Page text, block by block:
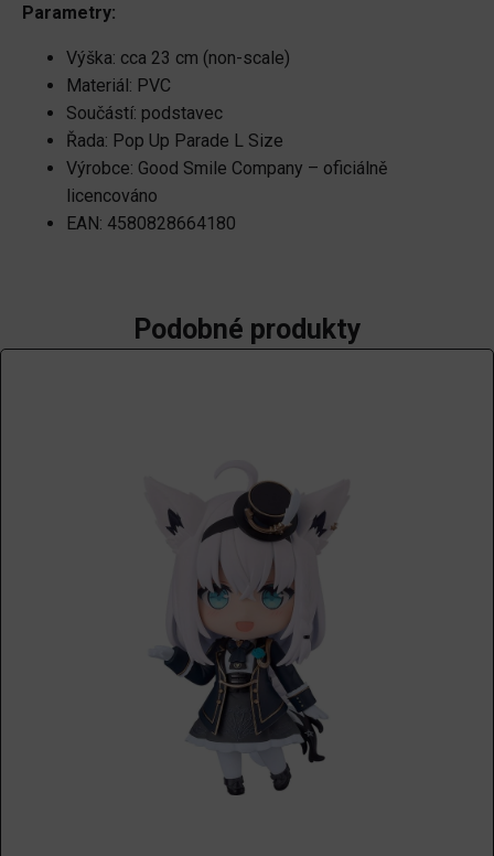
Parametry:
Výška: cca 23 cm (non-scale)
Materiál: PVC
Součástí: podstavec
Řada: Pop Up Parade L Size
Výrobce: Good Smile Company – oficiálně
licencováno
EAN: 4580828664180
Podobné produkty